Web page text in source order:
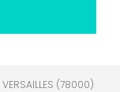
(78000)